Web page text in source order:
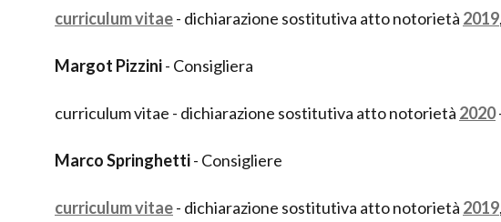
curriculum vitae- dichiarazione sostitutiva atto notorietà 2019,
Margot Pizzini- Consigliera
curriculum vitae - dichiarazione sostitutiva atto notorietà 2020
Marco Springhetti- Consigliere
curriculum vitae- dichiarazione sostitutiva atto notorietà 2019,